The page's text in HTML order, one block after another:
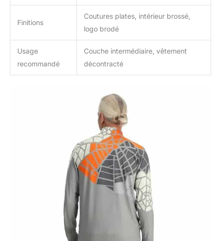
Finitions
Coutures plates, intérieur brossé,
logo brodé
Usage
recommandé
Couche intermédiaire, vêtement
décontracté